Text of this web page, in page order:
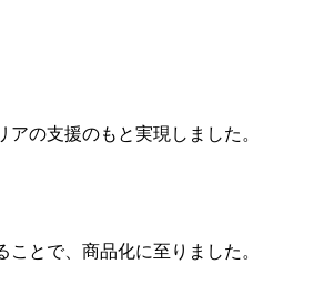
の支援のもと実現しました。
とで、商品化に至りました。